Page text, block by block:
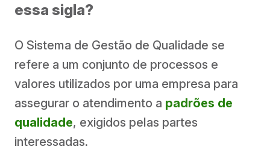
essa sigla?
O Sistema de Gestão de Qualidade se
refere a um conjunto de processos e
valores utilizados por uma empresa para
assegurar o atendimento a padrões de
qualidade, exigidos pelas partes
interessadas.